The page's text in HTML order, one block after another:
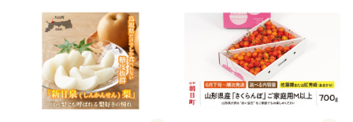
産 農家直送 期間限定 特産品
サイズミックス くらもとフ
ァーム 愛南町 愛媛県